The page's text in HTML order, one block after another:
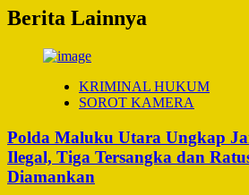
Berita Lainnya
KRIMINAL HUKUM
SOROT KAMERA
Polda Maluku Utara Ungkap
Ilegal, Tiga Tersangka dan
Diamankan